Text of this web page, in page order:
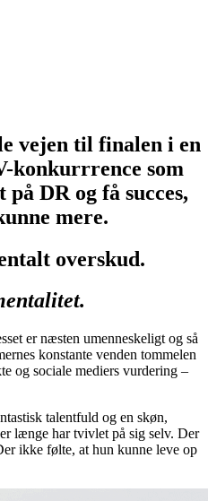
vejen til finalen i en
konkurrrence som
på DR og få succes,
mere.
overskud.
er næsten umenneskeligt og så
konstante venden tommelen
og sociale mediers vurdering –
talentfuld og en skøn,
længe har tvivlet på sig selv. Der
ikke følte, at hun kunne leve op